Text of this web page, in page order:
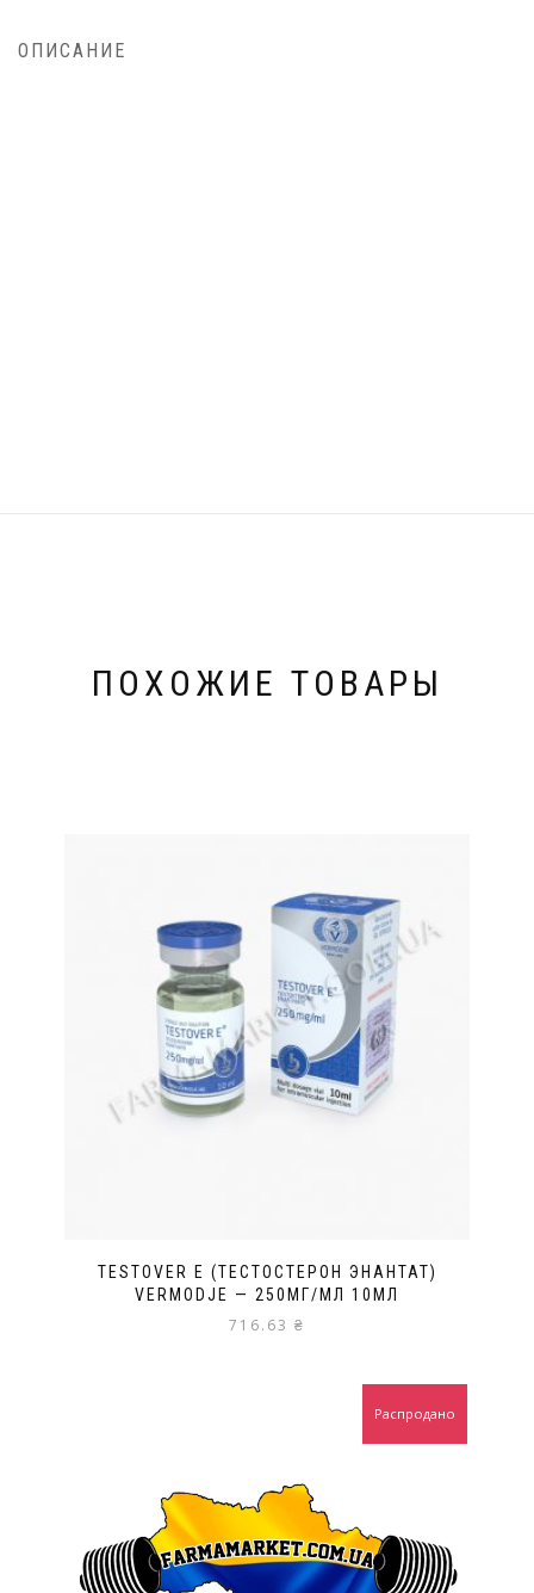
ОПИСАНИЕ
ПОХОЖИЕ ТОВАРЫ
TESTOVER E (ТЕСТОСТЕРОН ЭНАНТАТ)
VERMODJE — 250МГ/МЛ 10МЛ
716.63 ₴
Распродано